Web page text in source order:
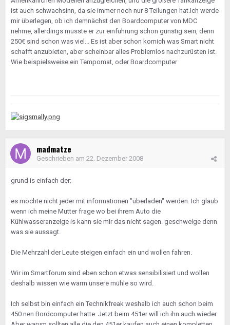
ist auch schwachsinn, da sie immer noch nur 8 Teilungen hat.Ich werde
mir überlegen, ob ich demnächst den Boardcomputer von MDC
nehme, allerdings müsste er zur einführung schon günstig sein, denn
250€ sind schon was viel... Es ist aber schon komich was Smart nicht
schafft anzubieten, aber scheinbar alles Problemlos nachzurüsten ist.
Wie beispielsweise ein Tempomat, oder Boardcomputer
madmatze
Geschrieben am 22. Dezember 2008
grund is einfach der:
es möchte nicht jeder mit informationen "überladen" werden. Ich glaub
wenn ich meine Mutter frage wo bei ihrem Auto die
Kühlwasseranzeige is kann sie mir das nicht sagen. geschweige denn
was sie aussagt.
Die Mehrzahl der Leute steigen einfach ein und wollen fahren.
Wir im Smartforum sind eben schon etwas sensibilisiert und wollen
deshalb wissen wie warm unsere mühle so wird.
Ich selbst bin einfach ein Technikfreak weshalb ich auch schon beim
450 nen Bordcomputer hatte. Jetzt beim 451er will ich ihn auch wieder.